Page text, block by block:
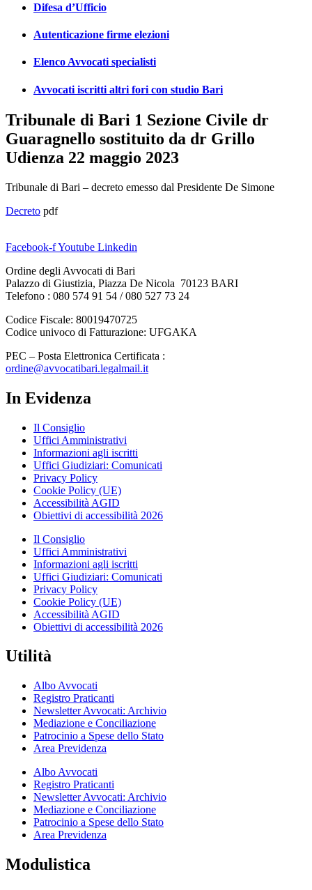
Difesa d’Ufficio
Autenticazione firme elezioni
Elenco Avvocati specialisti
Avvocati iscritti altri fori con studio Bari
Tribunale di Bari 1 Sezione Civile dr
Guaragnello sostituito da dr Grillo
Udienza 22 maggio 2023
Tribunale di Bari – decreto emesso dal Presidente De Simone
Decreto pdf
Facebook-fYoutube Linkedin
Ordine degli Avvocati di Bari
Palazzo di Giustizia, Piazza De Nicola 70123 BARI
Telefono : 080 574 91 54 / 080 527 73 24
Codice Fiscale: 80019470725
Codice univoco di Fatturazione: UFGAKA
PEC – Posta Elettronica Certificata :
ordine@avvocatibari.legalmail.it
In Evidenza
Il Consiglio
Uffici Amministrativi
Informazioni agli iscritti
Uffici Giudiziari: Comunicati
Privacy Policy
Cookie Policy (UE)
Accessibilità AGID
Obiettivi di accessibilità 2026
Il Consiglio
Uffici Amministrativi
Informazioni agli iscritti
Uffici Giudiziari: Comunicati
Privacy Policy
Cookie Policy (UE)
Accessibilità AGID
Obiettivi di accessibilità 2026
Utilità
Albo Avvocati
Registro Praticanti
Newsletter Avvocati: Archivio
Mediazione e Conciliazione
Patrocinio a Spese dello Stato
Area Previdenza
Albo Avvocati
Registro Praticanti
Newsletter Avvocati: Archivio
Mediazione e Conciliazione
Patrocinio a Spese dello Stato
Area Previdenza
Modulistica